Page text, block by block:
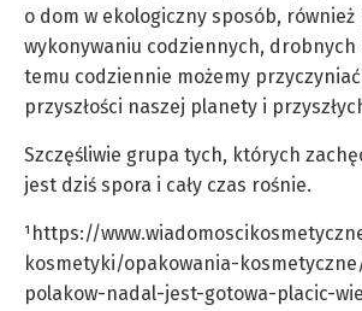
o dom w ekologiczny sposób, również
wykonywaniu codziennych, drobnych
temu codziennie możemy
przyszłości naszej planety i
Szczęśliwie grupa tych, których
jest dziś spora i cały czas rośnie.
¹https://
kosmetyki/opakowania-
polakow-nadal-jest-gotowa-placic-